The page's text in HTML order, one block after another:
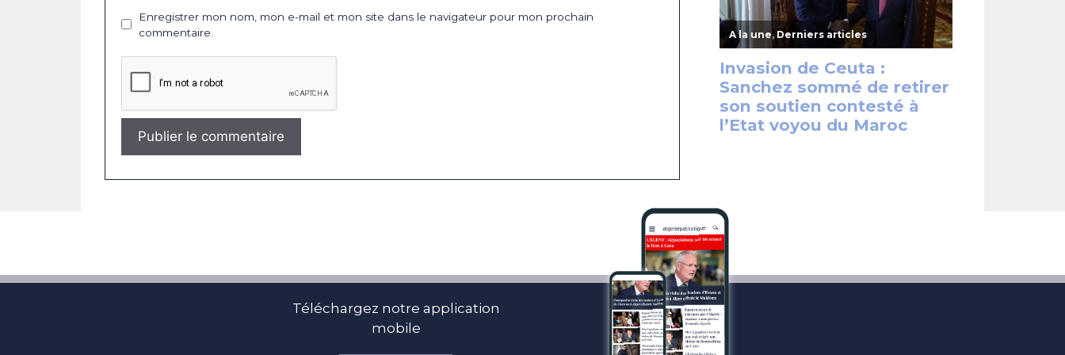
Enregistrer mon nom, mon e-mail et mon site dans le navigateur pour mon prochain
commentaire.
Téléchargez notre application
mobile